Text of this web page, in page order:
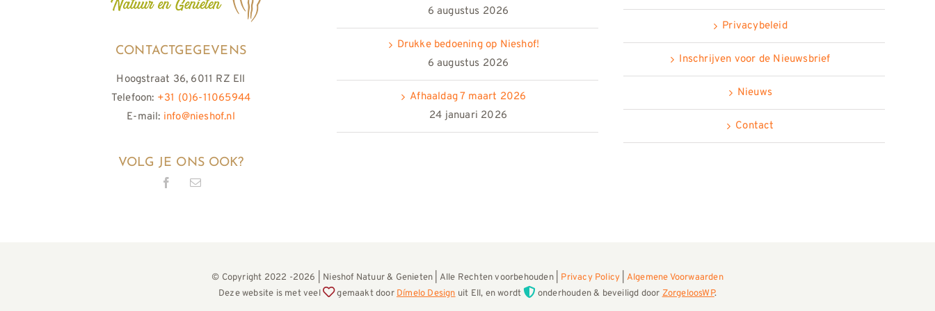
CONTACTGEGEVENS
Hoogstraat 36, 6011 RZ Ell
Telefoon: +31 (0)6-11065944
E-mail: info@nieshof.nl
VOLG JE ONS OOK?
6 augustus 2026
Drukke bedoening op Nieshof!
6 augustus 2026
Afhaaldag 7 maart 2026
24 januari 2026
Privacybeleid
Inschrijven voor de Nieuwsbrief
Nieuws
Contact
© Copyright 2022 -2026 | Nieshof Natuur & Genieten | Alle Rechten voorbehouden | Privacy Policy
Algemene Voorwaarden
Deze website is met veel
gemaakt door Dímelo Design uit Ell, en wordt onderhouden & beveiligd door ZorgeloosWP.